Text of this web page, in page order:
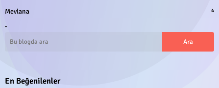
Mevlana 4
.
En Beğenilenler